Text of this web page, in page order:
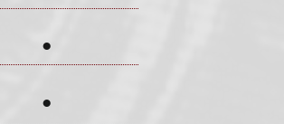
●
●